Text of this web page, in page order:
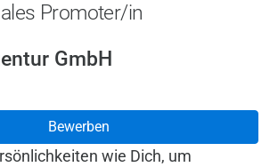
Promoter/in
GmbH
Bewerben
wie Dich, um